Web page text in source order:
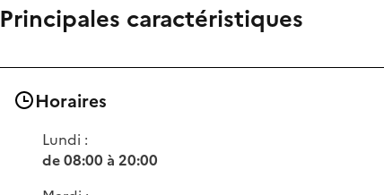
Principales caractéristiques
Horaires
Lundi :
de 08:00 à 20:00